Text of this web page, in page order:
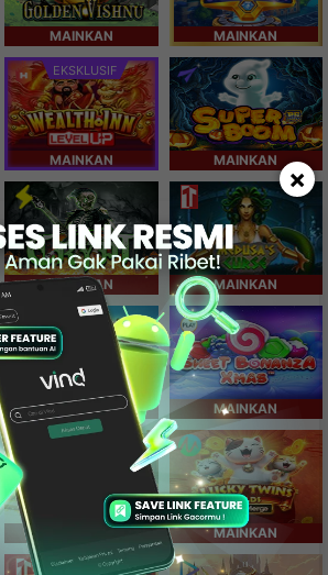
×
MAINKAN MAINKAN
EKSKLUSIF
MAINKAN MAINKAN
MAINKAN MAINKAN
MAINKAN MAINKAN
MAINKAN MAINKAN